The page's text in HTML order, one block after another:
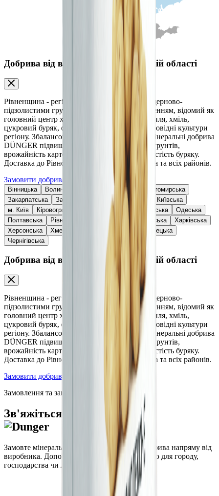
Добрива від виробника у Рівненській області
Рівненщина - регіон Українського Полісся з дерново-
підзолистими грунтами та достатнім зволоженням, відомий як
головний центр хмелярства в Україні. Картопля, хміль,
цукровий буряк, озима пшениця та ріпак - провідні культури
регіону. Збалансовані мінеральні та органо-мінеральні добрива
DÜNGER підвищують родючість поліських грунтів,
врожайність картоплі, якість хмелю та цукристість буряку.
Доставка до Рівного, Дубна, Острога, Вараша та всіх районів.
Замовити добрива
Вінницька Волинська Дніпропетровська
Житомирська
Закарпатська
Запорізька Івано-Франківська
Київська
м. Київ
Кіровоградська Львівська Миколаївська
Одеська
Полтавська
Рівненська Сумська Тернопільська
Харківська
Херсонська
Хмельницька Черкаська
Чернівецька
Чернігівська
Добрива від виробника у Рівненській області
Рівненщина - регіон Українського Полісся з дерново-
підзолистими грунтами та достатнім зволоженням, відомий як
головний центр хмелярства в Україні. Картопля, хміль,
цукровий буряк, озима пшениця та ріпак - провідні культури
регіону. Збалансовані мінеральні та органо-мінеральні добрива
DÜNGER підвищують родючість поліських грунтів,
врожайність картоплі, якість хмелю та цукристість буряку.
Доставка до Рівного, Дубна, Острога, Вараша та всіх районів.
Замовити добрива
Замовлення та запити
Зв'яжіться з нами
Замовте мінеральні та органо-мінеральні добрива напряму від
виробника. Допоможемо підібрати продукцію для городу,
господарства чи ландшафту.